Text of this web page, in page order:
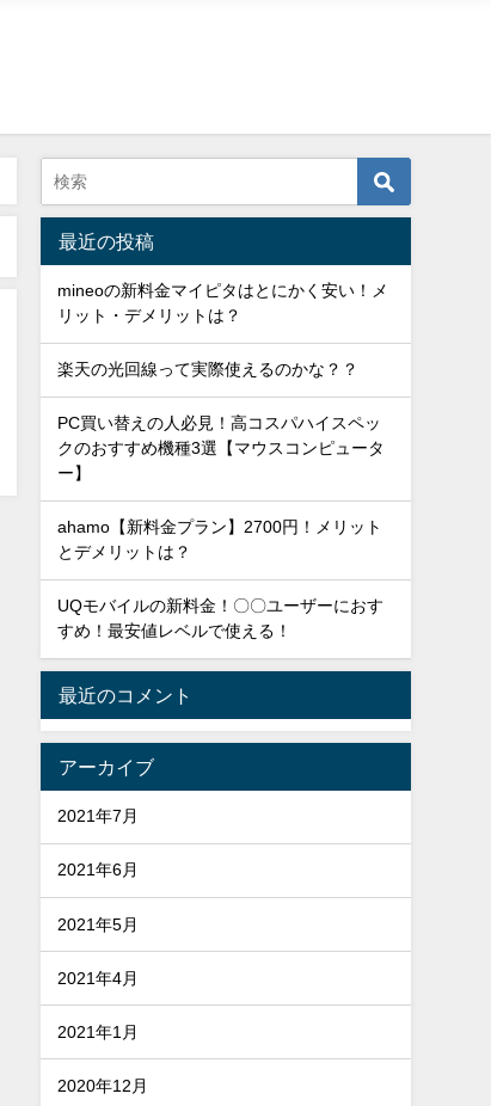
最近の投稿
mineoの新料金マイピタはとにかく安い！メ
リット・デメリットは？
楽天の光回線って実際使えるのかな？？
PC買い替えの人必見！高コスパハイスペッ
クのおすすめ機種3選【マウスコンピュータ
ー】
ahamo【新料金プラン】2700円！メリット
とデメリットは？
UQモバイルの新料金！〇〇ユーザーにおす
すめ！最安値レベルで使える！
最近のコメント
アーカイブ
2021年7月
2021年6月
2021年5月
2021年4月
2021年1月
2020年12月